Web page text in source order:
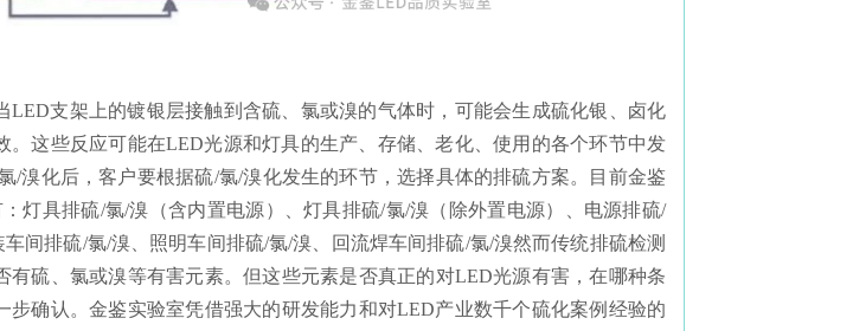
LED支架上的镀银层接触到含硫、氯或溴的气体时，可能会生成硫化银、卤化
。这些反应可能在LED光源和灯具的生产、存储、老化、使用的各个环节中发
/溴化后，客户要根据硫/氯/溴化发生的环节，选择具体的排硫方案。目前金鉴
灯具排硫/氯/溴（含内置电源）、灯具排硫/氯/溴（除外置电源）、电源排硫/
间排硫/氯/溴、照明车间排硫/氯/溴、回流焊车间排硫/氯/溴然而传统排硫检测
有硫、氯或溴等有害元素。但这些元素是否真正的对LED光源有害，在哪种条
步确认。金鉴实验室凭借强大的研发能力和对LED产业数千个硫化案例经验的